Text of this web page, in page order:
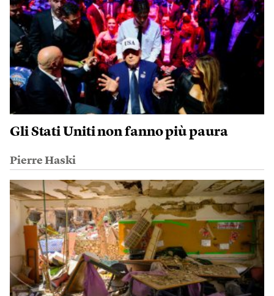
Gli Stati Uniti non fanno più paura
Pierre Haski